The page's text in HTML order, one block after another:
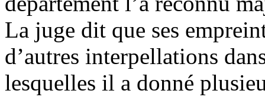
La juge dit que ses
d’autres interpellations
lesquelles il a donné